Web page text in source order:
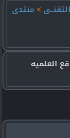
التقنــى
منتدى
العلميه